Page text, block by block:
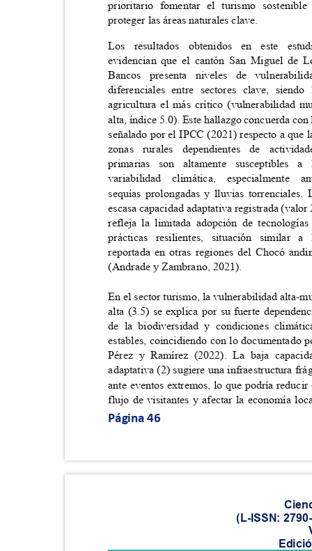
prioritario fomentar el turismo
proteger las áreas naturales clave.
Los resultados obtenidos en este
evidencian que el cantón San Miguel de
Bancos presenta niveles de
diferenciales entre sectores clave,
agricultura el más crítico (vulnerabilidad
alta, índice 5.0). Este hallazgo concuerda
señalado por el IPCC (2021) respecto a
zonas rurales dependientes de
primarias son altamente
variabilidad climática,
sequías prolongadas y lluvias
escasa capacidad adaptativa registrada
refleja la limitada adopción de
prácticas resilientes, situación
reportada en otras regiones del Chocó
(Andrade y Zambrano, 2021).
En el sector turismo, la vulnerabilidad alta-
alta (3.5) se explica por su fuerte
de la biodiversidad y condiciones
estables, coincidiendo con lo documentado
Pérez y Ramírez (2022). La baja
adaptativa (2) sugiere una infraestructura
ante eventos extremos, lo que podría
flujo de visitantes y afectar la economía
Página 46
(L-ISSN: